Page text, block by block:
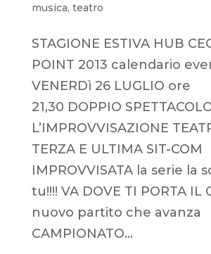
musica, teatro
STAGIONE ESTIVA HUB
POINT 2013 calendario
VENERDì 26 LUGLIO ore
21,30 DOPPIO
L’IMPROVVISAZIONE
TERZA E ULTIMA SIT-COM
IMPROVVISATA la serie la
tu!!!! VA DOVE TI PORTA IL
nuovo partito che avanza
CAMPIONATO...